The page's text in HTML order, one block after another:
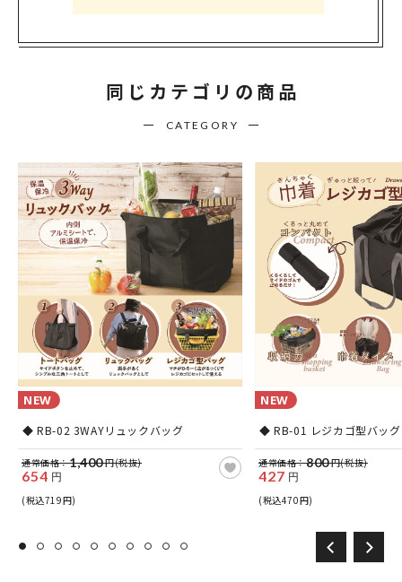
同じカテゴリの商品
CATEGORY
NEW
◆ RB-02 3WAYリュックバッグ
通常価格：1,400円(税抜)
654 円
(税込719円)
NEW
◆ RB-01 レジカゴ型バッグ
通常価格：800円(税抜)
427 円
(税込470円)